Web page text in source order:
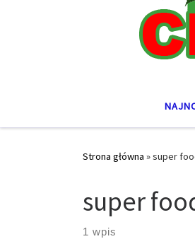
Strona główna »super
super
1 wpis